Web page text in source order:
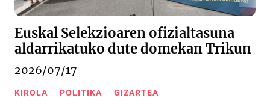
Euskal Selekzioaren ofizialtasuna
aldarrikatuko dute domekan Trikun
2026/07/17
KIROLA POLITIKA GIZARTEA